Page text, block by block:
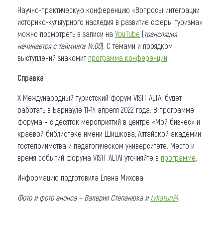
Научно-практическую конференцию «Вопросы интеграции
историко-культурного наследия в развитие сферы туризма»
можно посмотреть в записи на YouTube (трансляция
начинается с тайминга 14:00). С темами и порядком
выступлений знакомит программа конференции
Справка
Х Международный туристский форум VISIT ALTAI будет
работать в Барнауле 11-14 апреля 2022 года. В программе
форума – с десяток мероприятий в центре «Мой бизнес» и
краевой библиотеке имени Шишкова, Алтайской академии
гостеприимства и педагогическом университете. Место и
время событий форума VISIT ALTAI уточняйте в программе
Информацию подготовила Елена Михова.
Фото и фото анонса – Валерия Степанюка и tvkatun24.